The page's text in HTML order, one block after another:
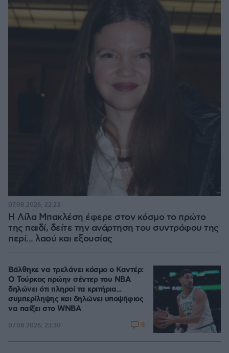
Η Λίλα Μπακλέση έφερε στον κόσμο το πρώτο
της παιδί, δείτε την ανάρτηση του συντρόφου της
περί... λαού και εξουσίας
07.08.2026, 22:23
Βάλθηκε να τρελάνει κόσμο ο Καντέρ:
Ο Τούρκος πρώην σέντερ του NBA
δηλώνει ότι πληροί τα κριτήρια...
συμπερίληψης και δηλώνει υποψήφιος
να παίξει στο WNBA
07.08.2026, 23:30 8